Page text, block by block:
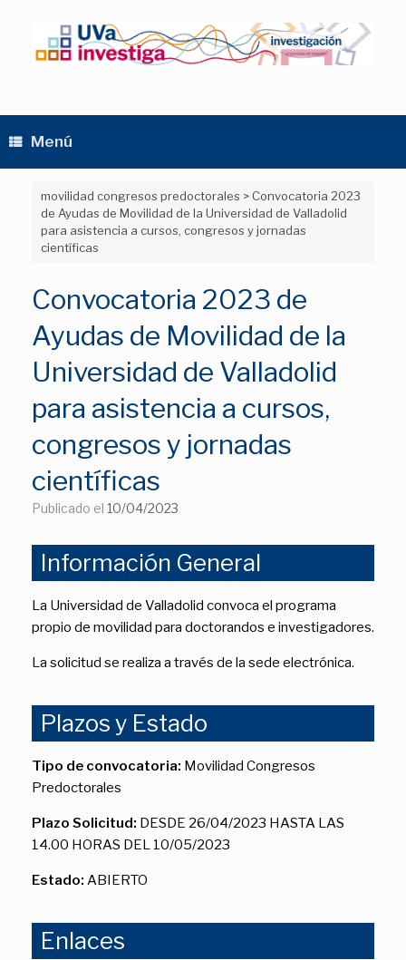
contenido
Menú
movilidad congresos predoctorales > Convocatoria 2023
de Ayudas de Movilidad de la Universidad de Valladolid
para asistencia a cursos, congresos y jornadas
científicas
Convocatoria 2023 de
Ayudas de Movilidad de la
Universidad de Valladolid
para asistencia a cursos,
congresos y jornadas
científicas
Publicado el 10/04/2023
Información General
La Universidad de Valladolid convoca el programa
propio de movilidad para doctorandos e investigadores.
La solicitud se realiza a través de la sede electrónica.
Plazos y Estado
Tipo de convocatoria: Movilidad Congresos
Predoctorales
Plazo Solicitud: DESDE 26/04/2023 HASTA LAS
14.00 HORAS DEL 10/05/2023
Estado: ABIERTO
Enlaces